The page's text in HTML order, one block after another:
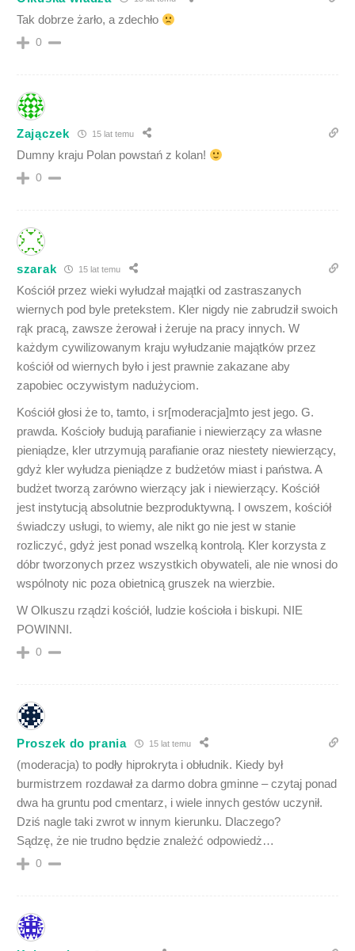
Tak dobrze żarło, a zdechło
0
Zajączek 15 lat temu
Dumny kraju Polan powstań z kolan!
0
szarak 15 lat temu
Kościół przez wieki wyłudzał majątki od zastraszanych
wiernych pod byle pretekstem. Kler nigdy nie zabrudził swoich
rąk pracą, zawsze żerował i żeruje na pracy innych. W
każdym cywilizowanym kraju wyłudzanie majątków przez
kościół od wiernych było i jest prawnie zakazane aby
zapobiec oczywistym nadużyciom.
Kościół głosi że to, tamto, i sr[moderacja]mto jest jego. G.
prawda. Kościoły budują parafianie i niewierzący za własne
pieniądze, kler utrzymują parafianie oraz niestety niewierzący,
gdyż kler wyłudza pieniądze z budżetów miast i państwa. A
budżet tworzą zarówno wierzący jak i niewierzący. Kościół
jest instytucją absolutnie bezproduktywną. I owszem, kościół
świadczy usługi, to wiemy, ale nikt go nie jest w stanie
rozliczyć, gdyż jest ponad wszelką kontrolą. Kler korzysta z
dóbr tworzonych przez wszystkich obywateli, ale nie wnosi do
wspólnoty nic poza obietnicą gruszek na wierzbie.
W Olkuszu rządzi kościół, ludzie kościoła i biskupi. NIE
POWINNI.
0
Proszek do prania 15 lat temu
(moderacja) to podły hiprokryta i obłudnik. Kiedy był
burmistrzem rozdawał za darmo dobra gminne – czytaj ponad
dwa ha gruntu pod cmentarz, i wiele innych gestów uczynił.
Dziś nagle taki zwrot w innym kierunku. Dlaczego?
Sądzę, że nie trudno będzie znależć odpowiedż…
0